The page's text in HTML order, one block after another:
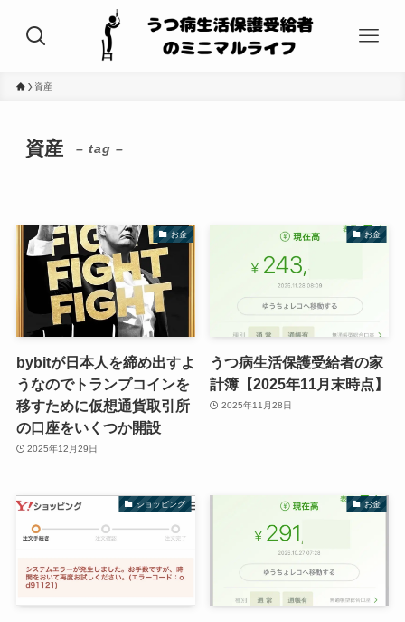
資産
資産 – tag –
お金
bybitが日本人を締め出すよ
うなのでトランプコインを
移すために仮想通貨取引所
の口座をいくつか開設
2025年12月29日
お金
うつ病生活保護受給者の家
計簿【2025年11月末時点】
2025年11月28日
ショッピング お金